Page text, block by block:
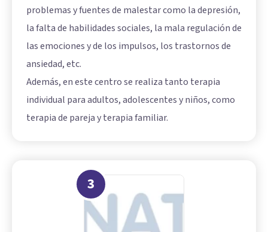
problemas y fuentes de malestar como ladepresión,
la falta de habilidades sociales, la mala regulación de
las emociones y de los impulsos, los trastornos de
ansiedad, etc.
Además, en este centro se realiza tanto terapia
individual para adultos, adolescentes y niños, como
terapia de pareja y terapia familiar.
3